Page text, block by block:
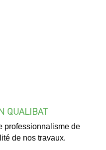
QUALIBAT
professionnalisme de
de nos travaux.